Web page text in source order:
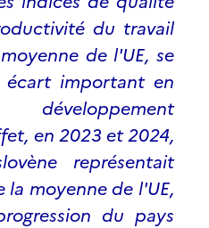
du travail
de l'UE, se
important en
en 2023 et 2024,
représentait
la moyenne de l'UE,
du pays